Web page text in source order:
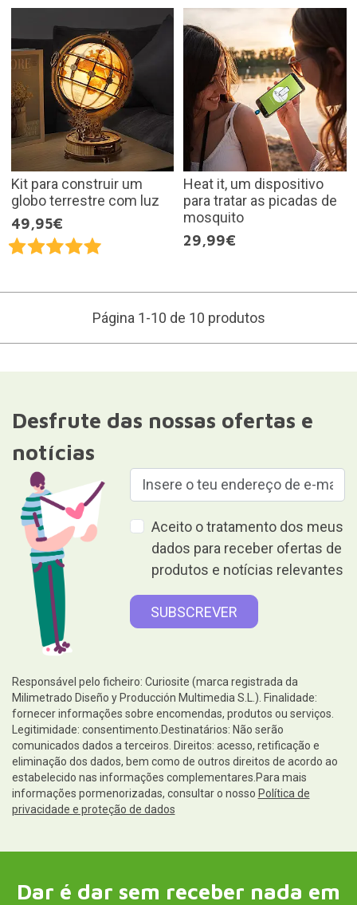
Kit para construir um
globo terrestre com luz
49,95€
Heat it, um dispositivo
para tratar as picadas de
mosquito
29,99€
Página 1-10 de 10 produtos
Desfrute das nossas ofertas e
notícias
Aceito o tratamento dos meus
dados para receber ofertas de
produtos e notícias relevantes
Responsável pelo ficheiro: Curiosite (marca registrada da
Milimetrado Diseño y Producción Multimedia S.L.). Finalidade:
fornecer informações sobre encomendas, produtos ou serviços.
Legitimidade: consentimento.Destinatários: Não serão
comunicados dados a terceiros. Direitos: acesso, retificação e
eliminação dos dados, bem como de outros direitos de acordo ao
estabelecido nas informações complementares.Para mais
informações pormenorizadas, consultar o nosso Política de
privacidade e proteção de dados
Dar é dar sem receber nada em